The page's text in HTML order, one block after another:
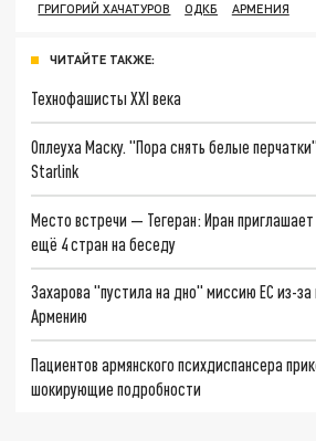
ГРИГОРИЙ ХАЧАТУРОВ
ОДКБ АРМЕНИЯ
ЧИТАЙТЕ ТАКЖЕ:
Технофашисты XXI века
Оплеуха Маску. "Пора снять белые
Starlink
Место встречи — Тегеран: Иран
ещё 4 стран на беседу
Захарова "пустила на дно" миссию ЕС из-за
Армению
Пациентов армянского психдиспансера
шокирующие подробности